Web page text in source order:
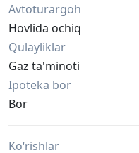
Avtoturargoh
Hovlida ochiq
Qulayliklar
Gaz ta'minoti
Ipoteka bor
Bor
Ko‘rishlar